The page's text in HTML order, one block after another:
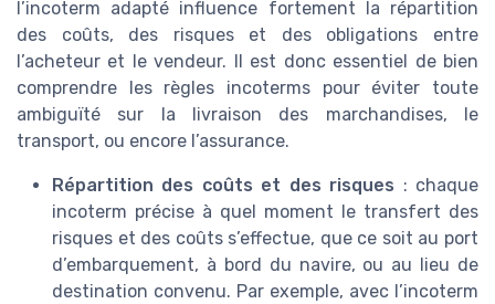
l’incoterm adapté influence fortement la répartition
des coûts, des risques et des obligations entre
l’acheteur et le vendeur. Il est donc essentiel de bien
comprendre les règles incoterms pour éviter toute
ambiguïté sur la livraison des marchandises, le
transport, ou encore l’assurance.
Répartition des coûts et des risques : chaque
incoterm précise à quel moment le transfert des
risques et des coûts s’effectue, que ce soit au port
d’embarquement, à bord du navire, ou au lieu de
destination convenu. Par exemple, avec l’incoterm